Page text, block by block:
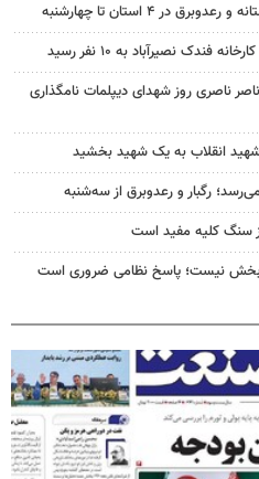
در ۴ استان تا چهارشنبه
نصیرآباد به ۱۰ نفر رسید
ناصری روز شهدای دیپلمات نامگذاری
انقلاب به یک شهید بخشید
رگبار و رعدوبرق از سه‌شنبه
از سنگ کلیه مفید است
نیست؛ پاسخ نظامی ضروری است